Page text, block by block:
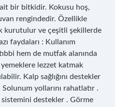
bir bitkidir. Kokusu hoş,
rengindedir. Özellikle
kurutulur ve çeşitli şekillerde
faydaları : Kullanım
hem de mutfak alanında
lezzet katmak
Kalp sağlığını destekler
yollarını rahatlatır .
sistemini destekler . Görme